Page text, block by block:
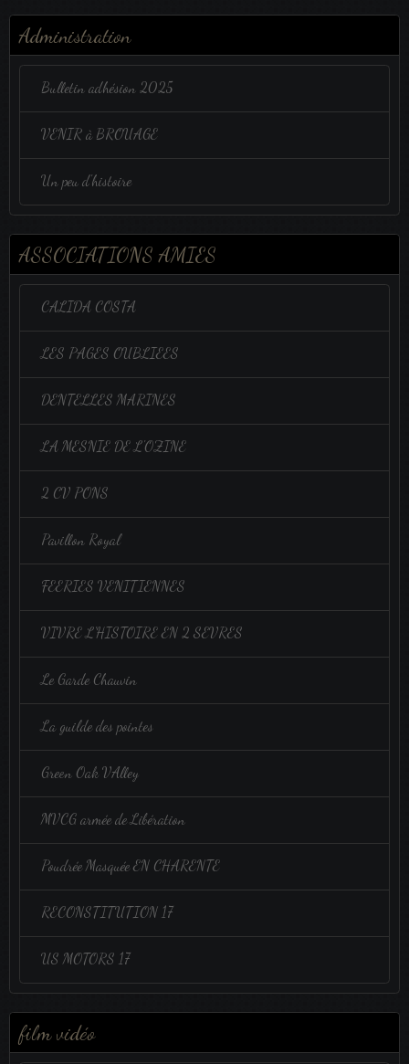
Administration
Bulletin adhésion 2025
VENIR à BROUAGE
Un peu d'histoire
ASSOCIATIONS AMIES
CALIDA COSTA
LES PAGES OUBLIEES
DENTELLES MARINES
LA MESNIE DE L'OZINE
2 CV PONS
Pavillon Royal
FEERIES VENITIENNES
VIVRE L'HISTOIRE EN 2 SEVRES
Le Garde Chauvin
La guilde des pointes
Green Oak VAlley
MVCG armée de Libération
Poudrée Masquée EN CHARENTE
RECONSTITUTION 17
US MOTORS 17
film vidéo